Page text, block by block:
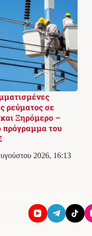
ρεύματος σε
και Ξηρόμερο –
πρόγραμμα του
2026, 16:13